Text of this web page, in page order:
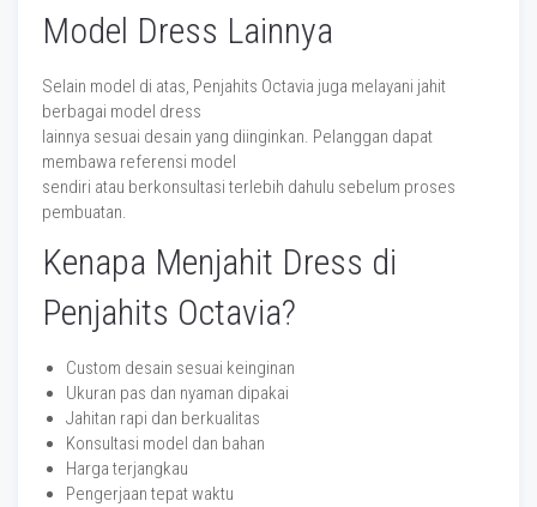
Model Dress Lainnya
Selain model di atas, Penjahits Octavia juga melayani jahit
berbagai model dress
lainnya sesuai desain yang diinginkan. Pelanggan dapat
membawa referensi model
sendiri atau berkonsultasi terlebih dahulu sebelum proses
pembuatan.
Kenapa Menjahit Dress di
Penjahits Octavia?
Custom desain sesuai keinginan
Ukuran pas dan nyaman dipakai
Jahitan rapi dan berkualitas
Konsultasi model dan bahan
Harga terjangkau
Pengerjaan tepat waktu